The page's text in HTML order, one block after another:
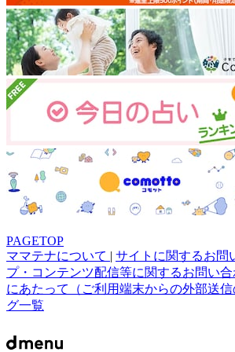
PAGETOP
ママテナについて | サイトに関するお問
プ・コンテンツ配信等に関するお問い
にあたって（ご利用端末からの外部送信
グ一覧